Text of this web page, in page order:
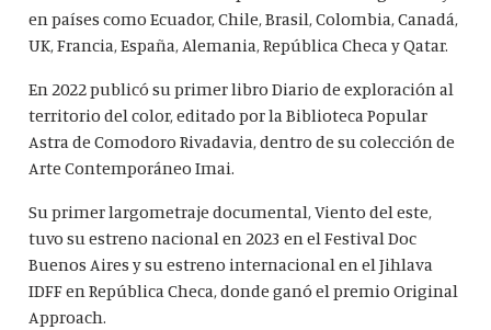
en países como Ecuador, Chile, Brasil, Colombia, Canadá,
UK, Francia, España, Alemania, República Checa y Qatar.
En 2022 publicó su primer libro Diario de exploración al
territorio del color, editado por la Biblioteca Popular
Astra de Comodoro Rivadavia, dentro de su colección de
Arte Contemporáneo Imai.
Su primer largometraje documental, Viento del este,
tuvo su estreno nacional en 2023 en el Festival Doc
Buenos Aires y su estreno internacional en el Jihlava
IDFF en República Checa, donde ganó el premio Original
Approach.